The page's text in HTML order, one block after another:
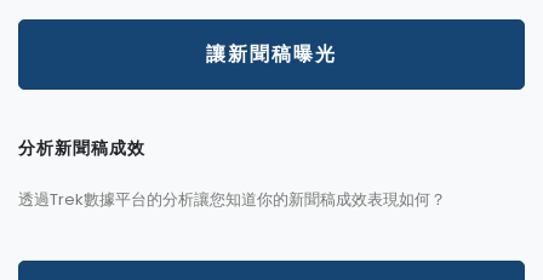
讓新聞稿曝光
分析新聞稿成效
透過Trek數據平台的分析讓您知道你的新聞稿成效表現如何？